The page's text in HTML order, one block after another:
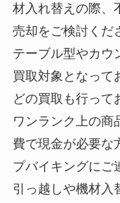
材入れ替えの際、
売却をご検討くだ
テーブル型やカウ
買取対象となって
どの買取も行って
ワンランク上の商
費で現金が必要な
プバイキングにご
引っ越しや機材入